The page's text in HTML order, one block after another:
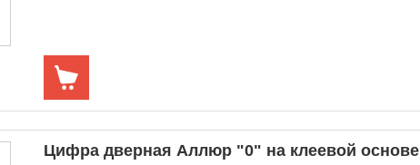
Цифра дверная Аллюр "0" на клеевой